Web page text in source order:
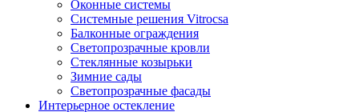
Оконные системы
Системные решения Vitrocsa
Балконные ограждения
Светопрозрачные кровли
Стеклянные козырьки
Зимние сады
Светопрозрачные фасады
Интерьерное остекление